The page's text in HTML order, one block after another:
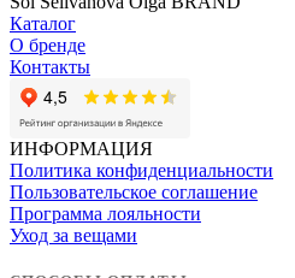
Каталог
О бренде
Контакты
ИНФОРМАЦИЯ
Политика конфиденциальности
Пользовательское соглашение
Программа лояльности
Уход за вещами